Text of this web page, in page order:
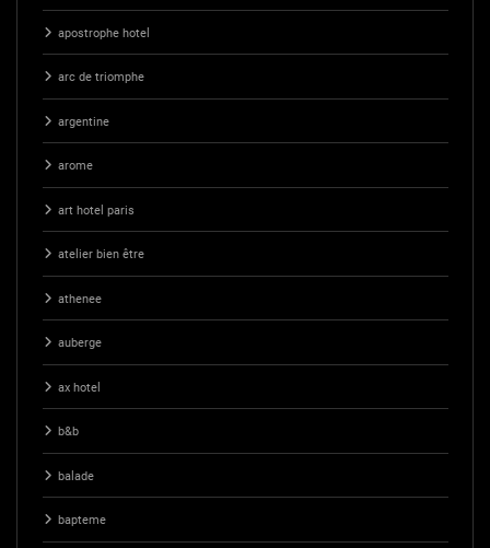
apostrophe hotel
arc de triomphe
argentine
arome
art hotel paris
atelier bien être
athenee
auberge
ax hotel
b&b
balade
bapteme